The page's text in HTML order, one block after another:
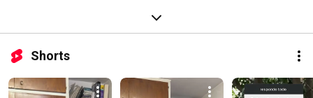
Shorts